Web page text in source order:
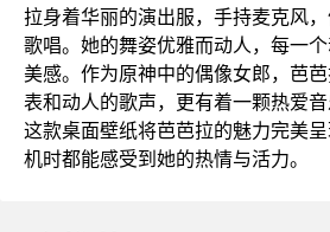
拉身着华丽的演出服，手持麦克风
歌唱。她的舞姿优雅而动人，每一
美感。作为原神中的偶像女郎，芭
表和动人的歌声，更有着一颗热爱音
这款桌面壁纸将芭芭拉的魅力完美
机时都能感受到她的热情与活力。